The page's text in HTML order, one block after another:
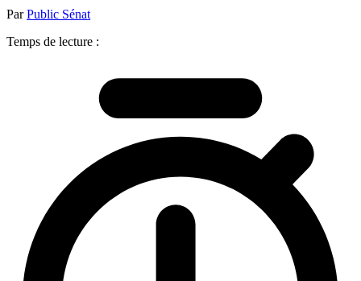
ParPublic Sénat
Temps de lecture :